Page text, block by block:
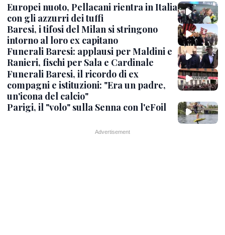
Europei nuoto, Pellacani rientra in Italia
con gli azzurri dei tuffi
Baresi, i tifosi del Milan si stringono
intorno al loro ex capitano
Funerali Baresi: applausi per Maldini e
Ranieri, fischi per Sala e Cardinale
Funerali Baresi, il ricordo di ex
compagni e istituzioni: "Era un padre,
un'icona del calcio"
Parigi, il "volo" sulla Senna con l'eFoil